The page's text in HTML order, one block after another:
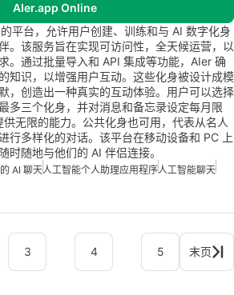
AIer.app Online
平台，允许用户创建、训练和与 AI 数字化身
。该服务旨在实现可访问性，全天候运营，以
。通过批量导入和 API 集成等功能，AIer 确
知识，以增强用户互动。这些化身被设计成模
，创造出一种真实的互动体验。用户可以选择
多三个化身，并对消息和备忘录设定每月限
无限的能力。公共化身也可用，代表从名人
行多样化的对话。该平台在移动设备和 PC 上
时随地与他们的 AI 伴侣连接。
AI 聊天人工智能个人助理应用程序人工智能聊天
3 4 5 末页